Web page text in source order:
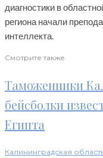
диагностики в
региона начали
интеллекта.
Смотрите также
Таможенники
бейсболки
Египта
Калининградская